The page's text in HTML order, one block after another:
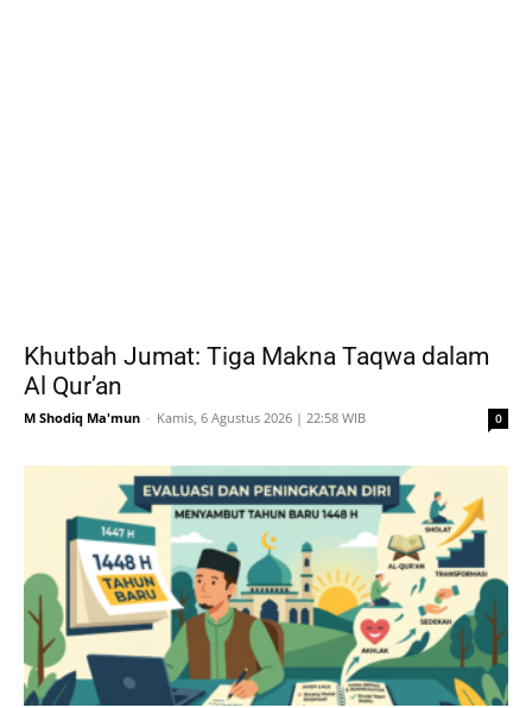
Khutbah Jumat: Tiga Makna Taqwa dalam
Al Qur’an
M Shodiq Ma'mun - Kamis, 6 Agustus 2026 | 22:58 WIB 0